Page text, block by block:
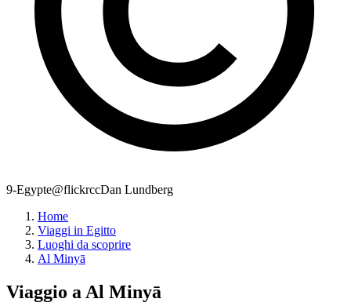
9-Egypte@flickrccDan Lundberg
Home
Viaggi in Egitto
Luoghi da scoprire
Al Minyā
Viaggio aAl Minyā